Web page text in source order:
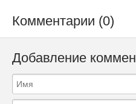
Комментарии (0)
Добавление